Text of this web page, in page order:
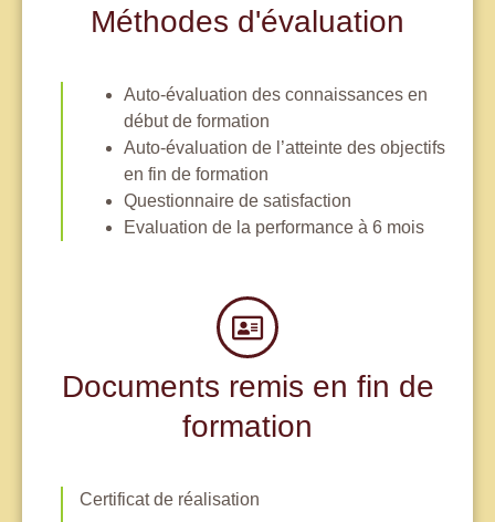
Méthodes d'évaluation
Auto-évaluation des connaissances en
début de formation
Auto-évaluation de l’atteinte des objectifs
en fin de formation
Questionnaire de satisfaction
Evaluation de la performance à 6 mois
Documents remis en fin de
formation
Certificat de réalisation